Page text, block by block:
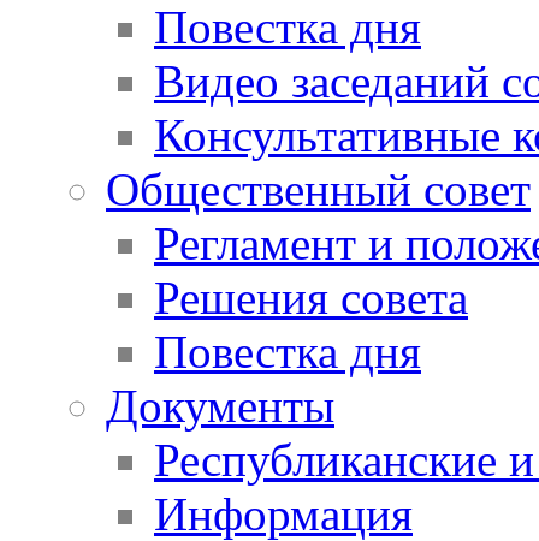
Повестка дня
Видео заседаний
Консультативные
Общественный совет
Регламент и
Решения совета
Повестка дня
Документы
Республиканские
Информация